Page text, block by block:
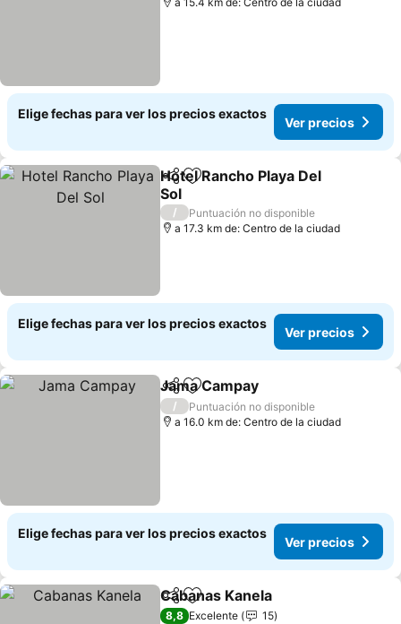
Elige fechas para ver los precios exactos
Ver precios
CompartirAgregar a favoritos
Hotel Rancho Playa Del
Sol
/
Puntuación no disponible
a 17.3 km de: Centro de la ciudad
Elige fechas para ver los precios exactos
Ver precios
CompartirAgregar a favoritos
Jama Campay
/
Puntuación no disponible
a 16.0 km de: Centro de la ciudad
Elige fechas para ver los precios exactos
Ver precios
CompartirAgregar a favoritos
Cabanas Kanela
8,8 Excelente
15